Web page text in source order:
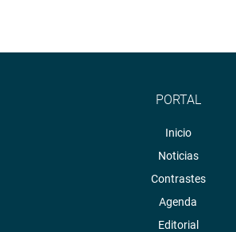
PORTAL
Inicio
Noticias
Contrastes
Agenda
Editorial